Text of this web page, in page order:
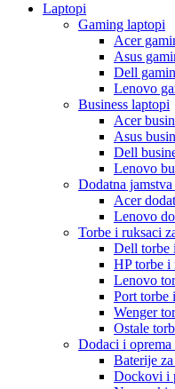
Laptopi
Gaming laptopi
Acer
Asus
Dell
Lenovo
Business laptopi
Acer
Asus
Dell
Lenovo
Dodatna
Acer
Lenovo
Torbe i ruksaci
Dell torbe
HP torbe i
Lenovo
Port torbe
Wenger
Ostale
Dodaci i oprema
Baterije
Dockovi i